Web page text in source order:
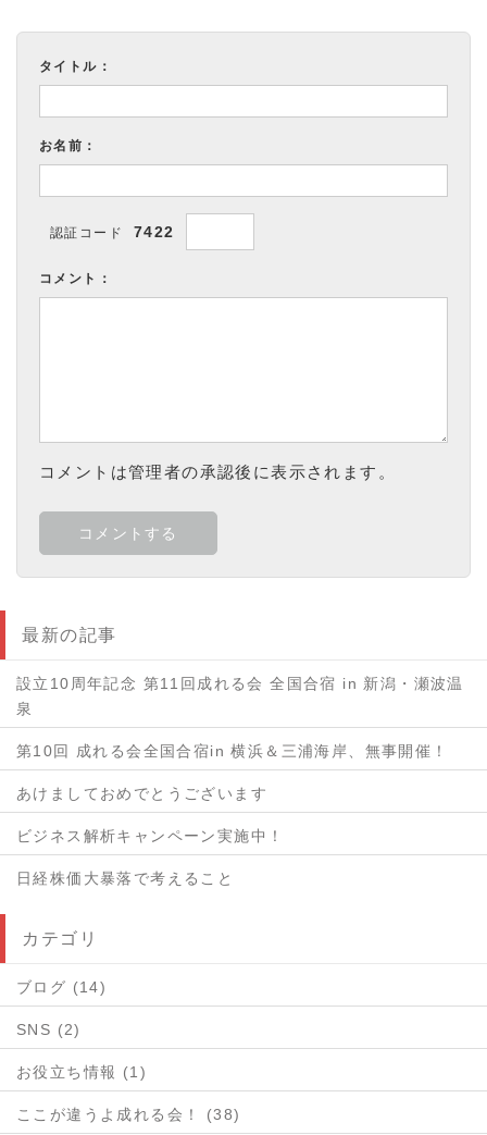
タイトル：
お名前：
認証コード 7422
コメント：
コメントは管理者の承認後に表示されます。
最新の記事
設立10周年記念 第11回成れる会 全国合宿 in 新潟・瀬波温
泉
第10回 成れる会全国合宿in 横浜＆三浦海岸、無事開催！
あけましておめでとうございます
ビジネス解析キャンペーン実施中！
日経株価大暴落で考えること
カテゴリ
ブログ (14)
SNS (2)
お役立ち情報 (1)
ここが違うよ成れる会！ (38)